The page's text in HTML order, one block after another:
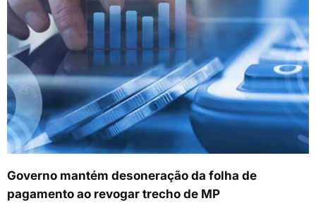
Governo mantém desoneração da folha de
pagamento ao revogar trecho de MP